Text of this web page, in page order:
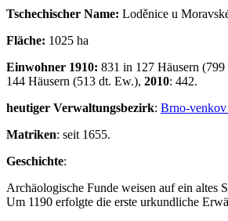
Tschechischer Name: Loděnice u
Fläche: 1025 ha
Einwohner 1910: 831 in 127 Häusern
144 Häusern (513 dt. Ew.), 2010: 442.
heutiger Verwaltungsbezirk: Brno-
Matriken: seit 1655.
Geschichte:
Archäologische Funde weisen auf ein altes
Um 1190 erfolgte die erste urkundliche